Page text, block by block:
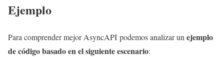
Ejemplo
Para comprender mejor AsyncAPI podemos analizar un ejemplo
de código basado en el siguiente escenario: